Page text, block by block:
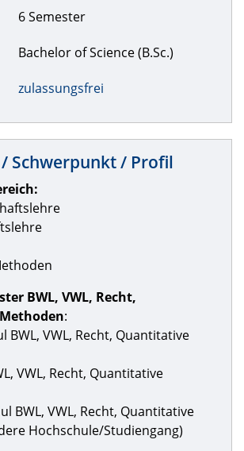
6 Semester
Bachelor of Science (B.Sc.)
zulassungsfrei
Schwerpunkt / Profil
BWL, VWL, Recht,
:
BWL, VWL, Recht, Quantitative
VWL, Recht, Quantitative
BWL, VWL, Recht, Quantitative
Hochschule/Studiengang)